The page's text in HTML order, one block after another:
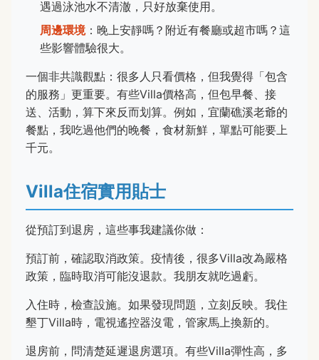
遇過泳池水不清澈，只好放棄使用。
周邊環境：晚上安靜嗎？附近有餐廳或超市嗎？這
些影響體驗很大。
一個非共識觀點：很多人只看價格，但我覺得「包含
的服務」更重要。有些Villa價格高，但包早餐、接
送、活動，算下來反而划算。例如，宜蘭礁溪老爺的
餐點，我吃過他們的晚餐，食材新鮮，單點可能要上
千元。
Villa住宿實用貼士
從預訂到退房，這些事我建議你做：
預訂前，確認取消政策。疫情後，很多Villa改為嚴格
政策，臨時取消可能沒退款。我朋友就吃過虧。
入住時，檢查設施。如果發現問題，立刻反映。我住
墾丁Villa時，電視遙控器沒電，管家馬上換新的。
退房前，問清楚延遲退房選項。有些Villa彈性高，多